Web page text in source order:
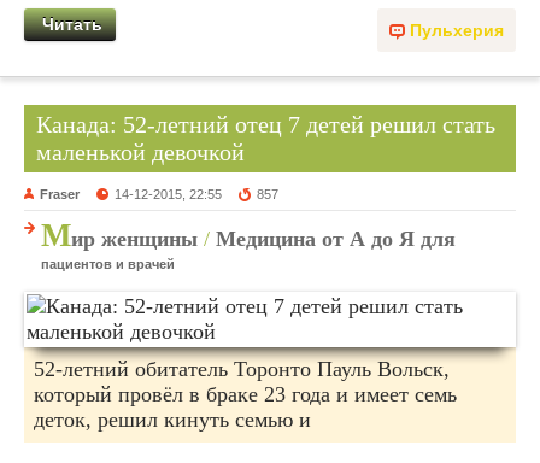
Пульхерия
Читать
Канада: 52-летний отец 7 детей решил стать
маленькой девочкой
Fraser 14-12-2015, 22:55 857
Мир женщины / Медицина от А до Я для
пациентов и врачей
52-летний обитатель Торонто Пауль Вольск,
который провёл в браке 23 года и имеет семь
деток, решил кинуть семью и